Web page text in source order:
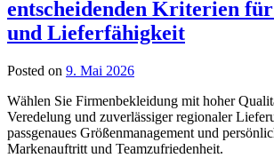
entscheidenden Kriterien
und Lieferfähigkeit
Posted on 9. Mai 2026
Wählen Sie Firmenbekleidung mit hoher
Veredelung und zuverlässiger regionaler
passgenaues Größenmanagement und
Markenauftritt und Teamzufriedenheit.